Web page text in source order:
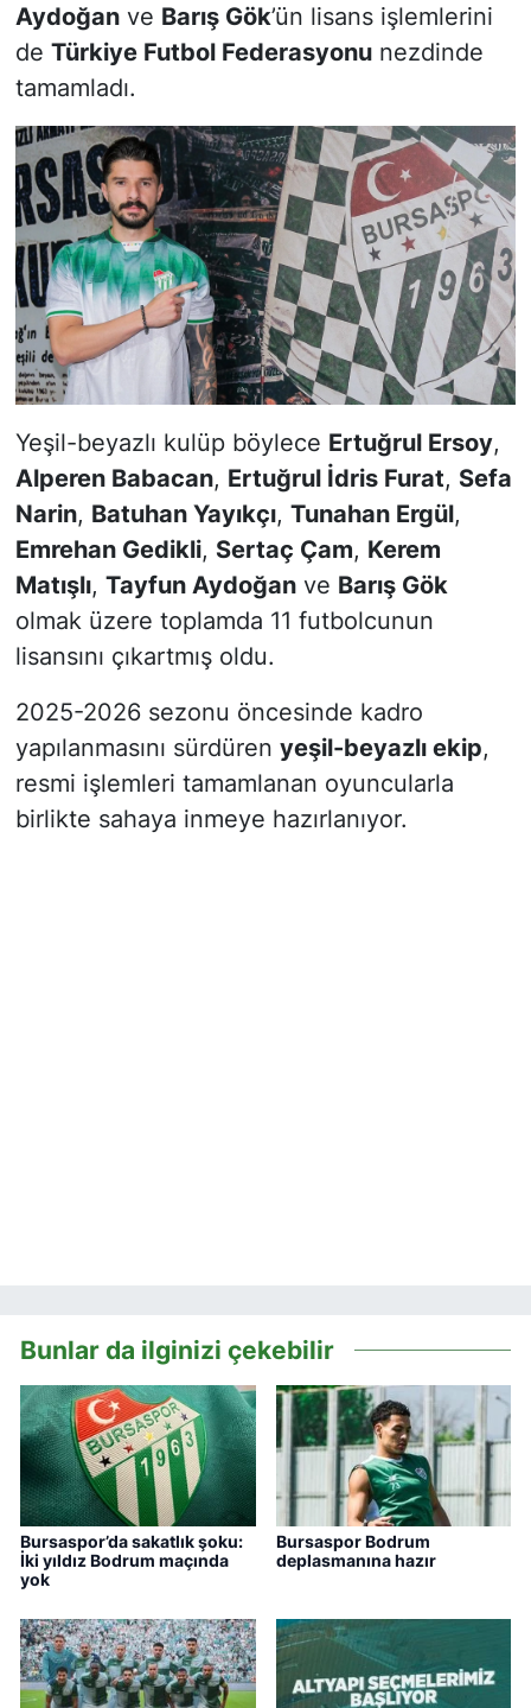
Aydoğanve Barış Gök’ün lisans işlemlerini
de Türkiye Futbol Federasyonunezdinde
tamamladı.
Yeşil-beyazlı kulüp böylece Ertuğrul Ersoy,
Alperen Babacan, Ertuğrul İdris Furat, Sefa
Narin, Batuhan Yayıkçı, Tunahan Ergül,
Emrehan Gedikli, Sertaç Çam, Kerem
Matışlı, Tayfun Aydoğanve Barış Gök
olmak üzere toplamda 11 futbolcunun
lisansını çıkartmış oldu.
2025-2026 sezonu öncesinde kadro
yapılanmasını sürdüren yeşil-beyazlı ekip,
resmi işlemleri tamamlanan oyuncularla
birlikte sahaya inmeye hazırlanıyor.
Bunlar da ilginizi çekebilir
Bursaspor’da sakatlık şoku:
İki yıldız Bodrum maçında
yok
Bursaspor Bodrum
deplasmanına hazır